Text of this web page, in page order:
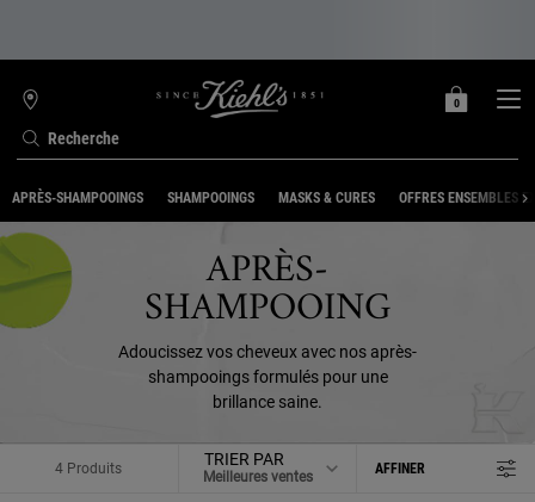
Recherche
TROUVER
UNE
BOUTIQUE
MON
0
0 PRODUIT
Contenu principal
APRÈS-SHAMPOOINGS SHAMPOOINGS MASKS & CURES OFFRES ENSEMBLES
APRÈS-
SHAMPOOING
Adoucissez vos cheveux avec nos après-
shampooings formulés pour une
brillance saine.
4 Produits TRIER PAR AFFINER
MENU DE FILTRAGE